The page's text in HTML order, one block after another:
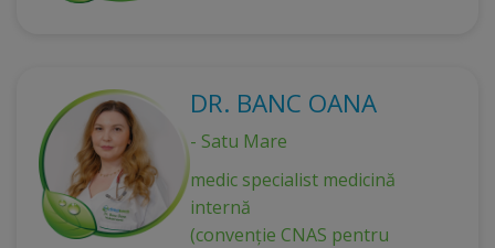
DR. BANC OANA
- Satu Mare
medic specialist medicină
internă
(convenție CNAS pentru